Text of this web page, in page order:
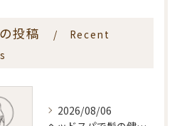
投稿
Recent
2026/08/06